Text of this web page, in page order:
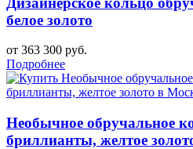
белое золото
от 363 300 руб.
Подробнее
Необычное обручальное
бриллианты, желтое